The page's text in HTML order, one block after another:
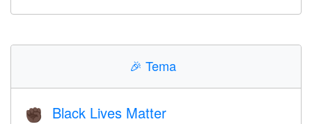
🎉 Tema
✊🏿 Black Lives Matter